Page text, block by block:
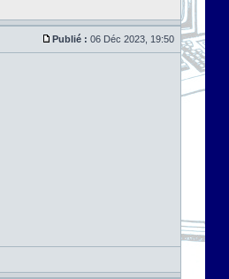
Publié : 06 Déc 2023, 19:50